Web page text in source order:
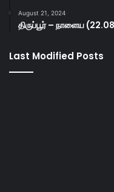
August 21, 2024
திருப்பூர் – நாளைய
Last Modified Posts